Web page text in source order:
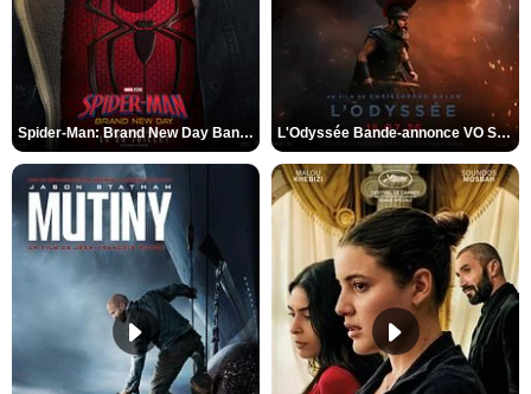
Spider-Man: Brand New Day Bande-annonce VO STFR L'Odyssée Bande-annonce VO STFR